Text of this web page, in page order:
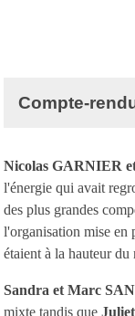
Compte-
Nicolas GARNIER
l'énergie qui avait
des plus grandes
l'organisation mise en
étaient à la hauteur
Sandra et Marc
mixte tandis que